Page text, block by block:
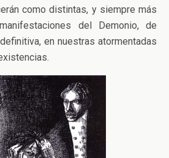
como distintas, y siempre más
del Demonio, de
en nuestras atormentadas